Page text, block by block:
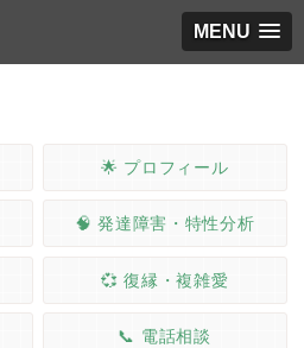
MENU
🌟 プロフィール
🧠 発達障害・特性分析
💞 復縁・複雑愛
📞 電話相談